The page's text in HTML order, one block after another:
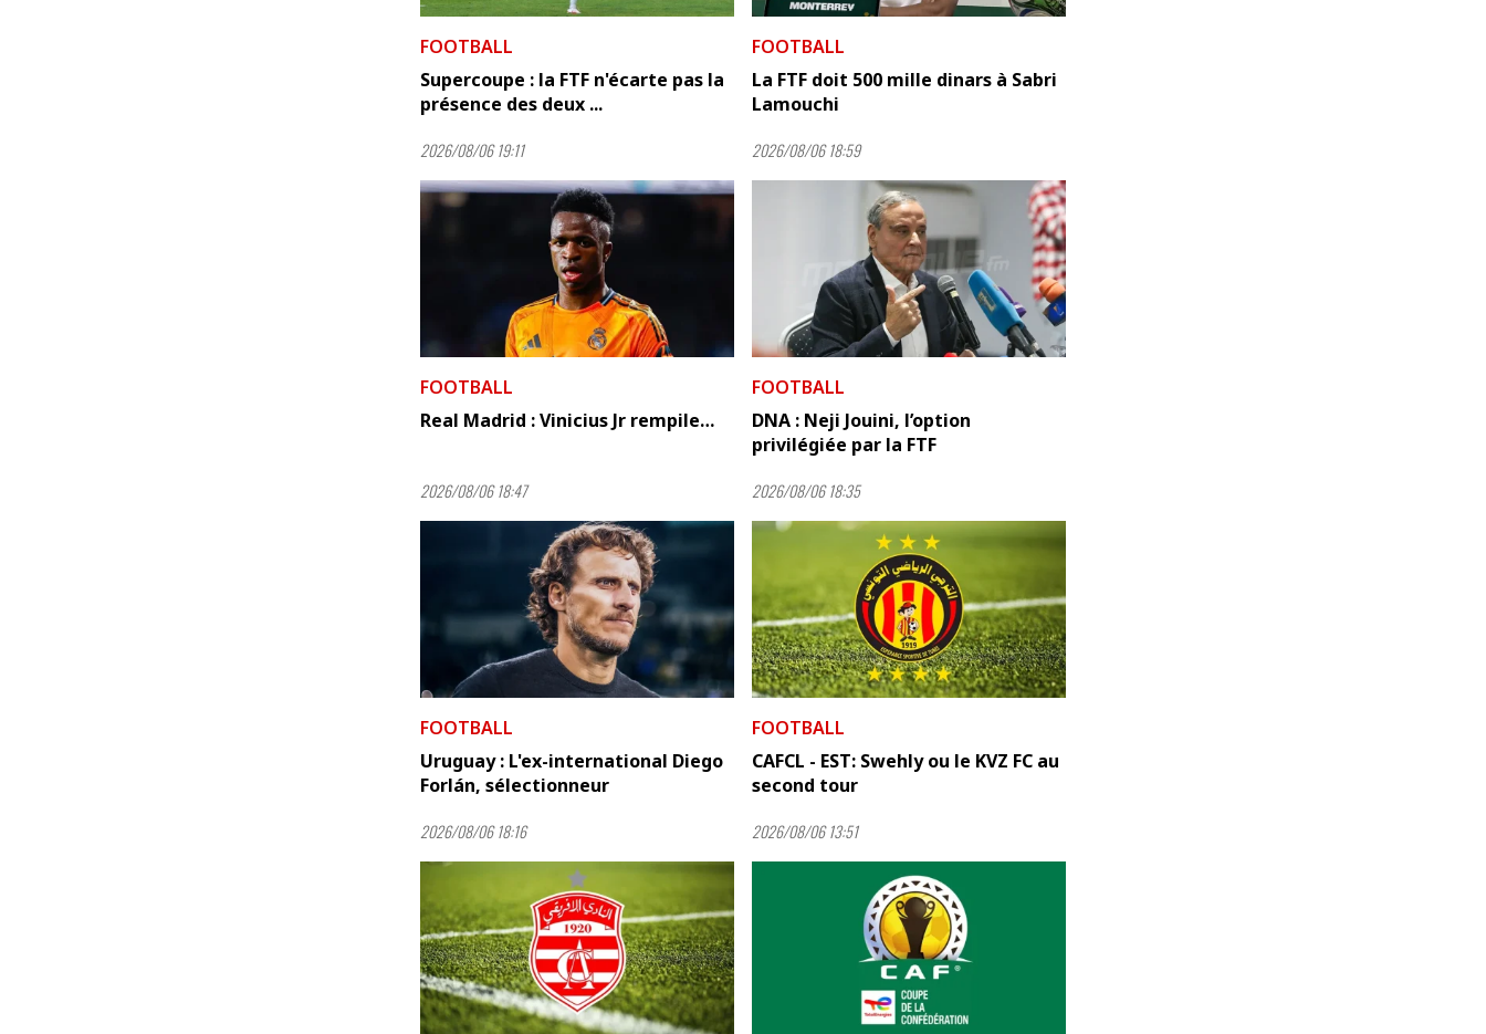
FOOTBALL
Supercoupe : la FTF n'écarte pas la
présence des deux ...
2026/08/06 19:11
FOOTBALL
La FTF doit 500 mille dinars à Sabri
Lamouchi
2026/08/06 18:59
FOOTBALL
Real Madrid : Vinicius Jr rempile…
2026/08/06 18:47
FOOTBALL
DNA : Neji Jouini, l’option
privilégiée par la FTF
2026/08/06 18:35
FOOTBALL
Uruguay : L'ex-international Diego
Forlán, sélectionneur
2026/08/06 18:16
FOOTBALL
CAFCL - EST: Swehly ou le KVZ FC au
second tour
2026/08/06 13:51